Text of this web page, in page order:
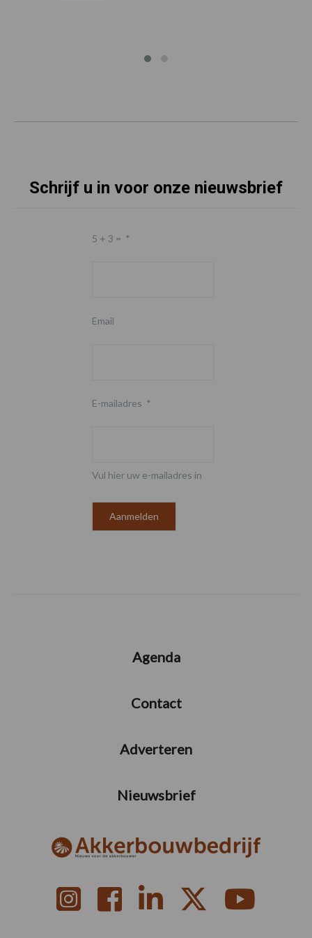
Schrijf u in voor onze nieuwsbrief
5 + 3 = *
Email
E-mailadres *
Vul hier uw e-mailadres in
Agenda
Contact
Adverteren
Nieuwsbrief